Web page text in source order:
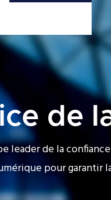
de
de la
pour garantir